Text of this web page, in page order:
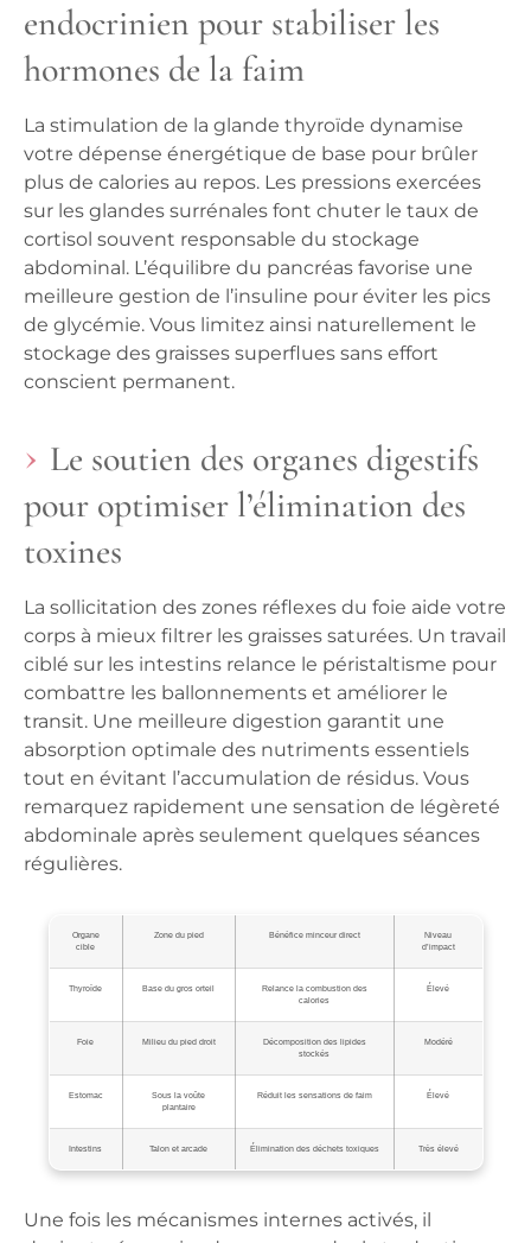
endocrinien pour stabiliser les
hormones de la faim
La stimulation de la glande thyroïde dynamise
votre dépense énergétique de base pour brûler
plus de calories au repos. Les pressions exercées
sur les glandes surrénales font chuter le taux de
cortisol souvent responsable du stockage
abdominal. L’équilibre du pancréas favorise une
meilleure gestion de l’insuline pour éviter les pics
de glycémie. Vous limitez ainsi naturellement le
stockage des graisses superflues sans effort
conscient permanent.
Le soutien des organes digestifs
pour optimiser l’élimination des
toxines
La sollicitation des zones réflexes du foie aide votre
corps à mieux filtrer les graisses saturées. Un travail
ciblé sur les intestins relance le péristaltisme pour
combattre les ballonnements et améliorer le
transit. Une meilleure digestion garantit une
absorption optimale des nutriments essentiels
tout en évitant l’accumulation de résidus. Vous
remarquez rapidement une sensation de légèreté
abdominale après seulement quelques séances
régulières.
Organe
cible
Zone du pied Bénéfice minceur direct
Niveau
d’impact
Thyroïde Base du gros orteil
Relance la combustion des
calories
Élevé
Foie Milieu du pied droit
Décomposition des lipides
stockés
Modéré
Estomac
Sous la voûte
plantaire
Réduit les sensations de faim Élevé
Intestins Talon et arcade Élimination des déchets toxiques Très élevé
Une fois les mécanismes internes activés, il